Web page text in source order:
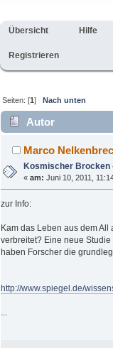
Übersicht Hilfe
Registrieren
Seiten: [1]Nach unten
Autor
Bausteine des
mal)
Marco
Kosmischer Brocken
«am: Juni 10, 2011,
zur Info:
Kam das Leben aus dem
verbreitet? Eine neue
haben Forscher die
http://www.spiegel.de/
...